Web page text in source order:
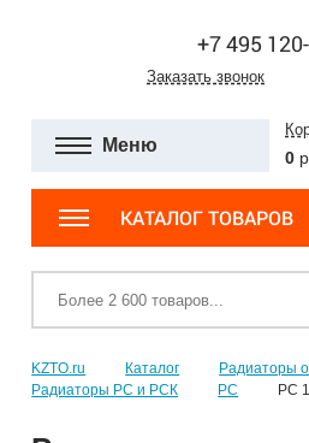
+7 495
Заказать звонок
Меню
0
КАТАЛОГ ТОВАРОВ
KZTO.ru Каталог
Радиаторы
Радиаторы РС и РСК
РС РС